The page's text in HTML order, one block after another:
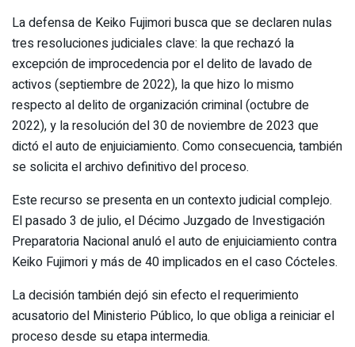
La defensa de Keiko Fujimori busca que se declaren nulas
tres resoluciones judiciales clave: la que rechazó la
excepción de improcedencia por el delito de lavado de
activos (septiembre de 2022), la que hizo lo mismo
respecto al delito de organización criminal (octubre de
2022), y la resolución del 30 de noviembre de 2023 que
dictó el auto de enjuiciamiento. Como consecuencia, también
se solicita el archivo definitivo del proceso.
Este recurso se presenta en un contexto judicial complejo.
El pasado 3 de julio, el Décimo Juzgado de Investigación
Preparatoria Nacional anuló el auto de enjuiciamiento contra
Keiko Fujimori y más de 40 implicados en el caso Cócteles.
La decisión también dejó sin efecto el requerimiento
acusatorio del Ministerio Público, lo que obliga a reiniciar el
proceso desde su etapa intermedia.